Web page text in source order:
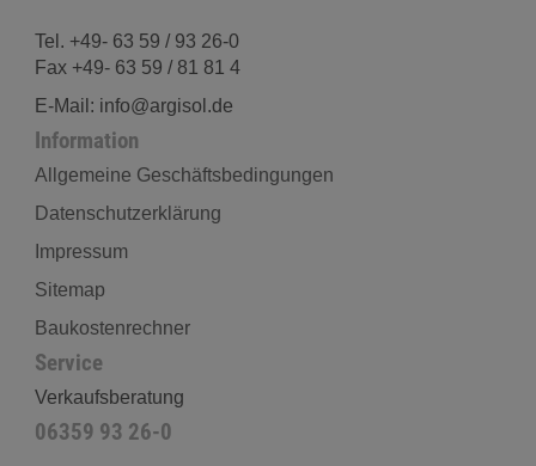
Tel. +49- 63 59 / 93 26-0
Fax +49- 63 59 / 81 81 4
E-Mail: info@argisol.de
Information
Allgemeine Geschäftsbedingungen
Datenschutzerklärung
Impressum
Sitemap
Baukostenrechner
Service
Verkaufsberatung
06359 93 26-0